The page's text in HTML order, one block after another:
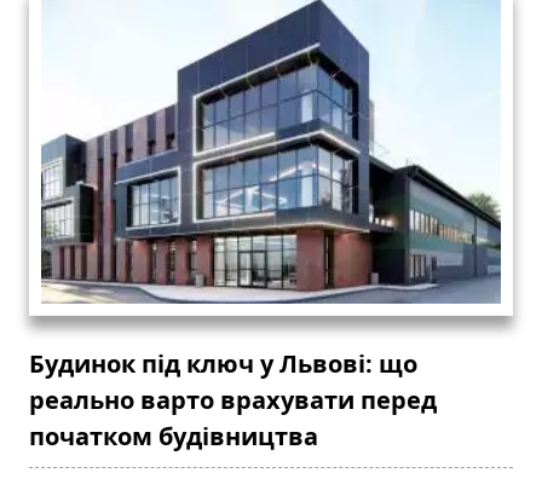
Будинок під ключ у Львові: що
реально варто врахувати перед
початком будівництва